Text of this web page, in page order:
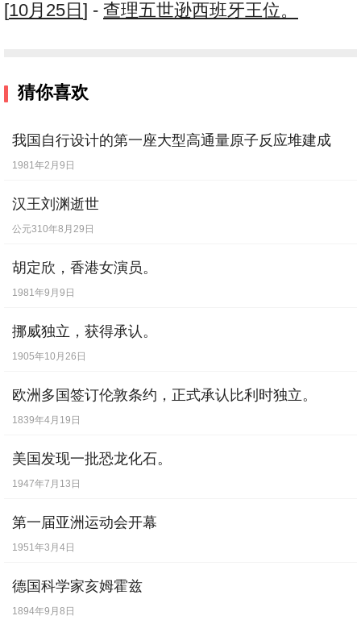
[10月25日 ] - 查理五世逊西班牙王位。
猜你喜欢
我国自行设计的第一座大型高通量原子反应堆建成
1981年2月9日
汉王刘渊逝世
公元310年8月29日
胡定欣，香港女演员。
1981年9月9日
挪威独立，获得承认。
1905年10月26日
欧洲多国签订伦敦条约，正式承认比利时独立。
1839年4月19日
美国发现一批恐龙化石。
1947年7月13日
第一届亚洲运动会开幕
1951年3月4日
德国科学家亥姆霍兹
1894年9月8日